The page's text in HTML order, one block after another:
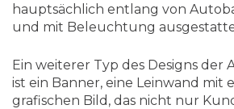
hauptsächlich entlang von
und mit Beleuchtung
Ein weiterer Typ des Designs der
ist ein Banner, eine Leinwand mit
grafischen Bild, das nicht nur